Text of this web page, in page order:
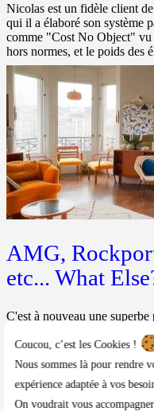
Nicolas est un fidèle client
qui il a élaboré son système
comme "Cost No Object" vu
hors normes, et le poids des
AMG,
etc... What
C'est à nouveau une
dans un quartier cossu du
somptueux.Gilles est un
Coucou, c’est les Cookies !
Nous sommes là pour rendre
expérience adaptée à vos
On voudrait vous